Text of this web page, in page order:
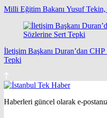
Milli Eğitim Bakanı Yusuf
İletişim Başkanı Duran’dan
Tepki
Haberleri güncel olarak e-